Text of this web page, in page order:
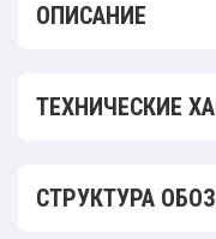
ОПИСАНИЕ
ТЕХНИЧЕСКИЕ
СТРУКТУРА